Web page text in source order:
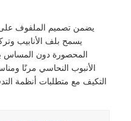
يضمن تصميم الملفوف
يسمح بلف الأنابيب
المحصورة دون المساس
الأنبوب النحاسي مرنًا
التكيف مع متطلبات أنظمة